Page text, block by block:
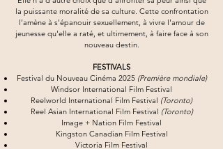
la puissante moralité de sa culture. Cette confrontation
l’amène à s’épanouir sexuellement, à vivre l'amour de
jeunesse qu'elle a raté, et ultimement, à faire face à son
nouveau destin.
FESTIVALS
Festival du Nouveau Cinéma 2025 (Première mondiale)
Windsor International Film Festival
Reelworld International Film Festival (Toronto)
Reel Asian International Film Festival (Toronto)
Image + Nation Film Festival
Kingston Canadian Film Festival
Victoria Film Festival